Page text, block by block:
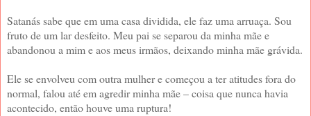
Satanás sabe que em uma casa dividida, ele faz uma arruaça. Sou
fruto de um lar desfeito. Meu pai se separou da minha mãe e
abandonou a mim e aos meus irmãos, deixando minha mãe grávida.
Ele se envolveu com outra mulher e começou a ter atitudes fora do
normal, falou até em agredir minha mãe – coisa que nunca havia
acontecido, então houve uma ruptura!